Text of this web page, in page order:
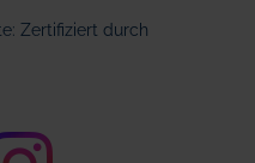
Zertifiziert durch